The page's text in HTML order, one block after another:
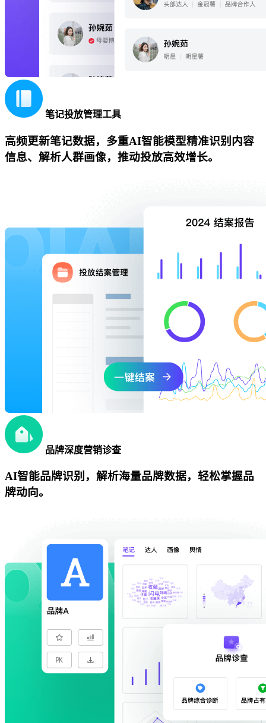
笔记投放管理工具
高频更新笔记数据，多重AI智能模型精准识别内容
信息、解析人群画像，推动投放高效增长。
品牌深度营销诊查
AI智能品牌识别，解析海量品牌数据，轻松掌握品
牌动向。